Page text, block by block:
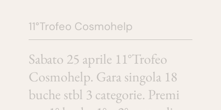
11°Trofeo Cosmohelp
Sabato 25 aprile 11°Trofeo
Cosmohelp. Gara singola 18
buche stbl 3 categorie. Premi